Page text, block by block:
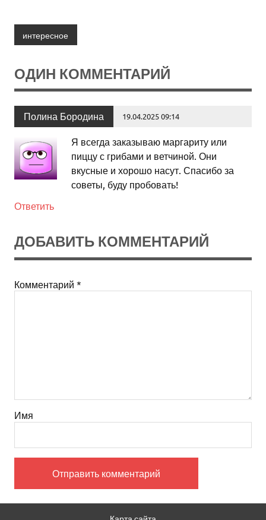
интересное
ОДИН КОММЕНТАРИЙ
Полина Бородина 19.04.2025 09:14
Я всегда заказываю маргариту или
пиццу с грибами и ветчиной. Они
вкусные и хорошо насут. Спасибо за
советы, буду пробовать!
Ответить
ДОБАВИТЬ КОММЕНТАРИЙ
Комментарий *
Имя